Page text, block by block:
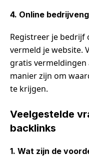
4. Online
Registreer je bedrijf
vermeld je website.
gratis vermeldingen
manier zijn om
te krijgen.
Veelgestelde
backlinks
1. Wat zijn de